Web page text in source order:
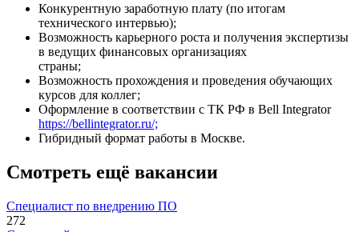
Конкурентную заработную плату (по итогам
технического интервью);
Возможность карьерного роста и получения экспертизы
в ведущих финансовых организациях
страны;
Возможность прохождения и проведения обучающих
курсов для коллег;
Оформление в соответствии с ТК РФ в Bell Integrator
https://bellintegrator.ru/;
Гибридный формат работы в Москве.
Смотреть ещё вакансии
Специалист по внедрению ПО
272